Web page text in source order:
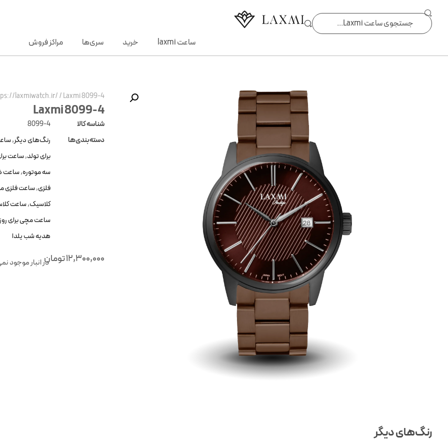
ساعت laxmi خرید سری‌ها مراکز فروش
laxmiwatch.ir//Laxmi 8099-4
Laxmi 8099-4
شناسه کالا
8099-4
دسته‌بندی‌ها
رنگ‌های دیگر,
برای تولد,ساعت
سه موتوره,ساعت
فلزی,ساعت فلزی
کلاسیک,ساعت
ساعت مچی برای
هدیه شب یلدا
12,300,000توماندر انبار موجود
رنگ‌های دیگر